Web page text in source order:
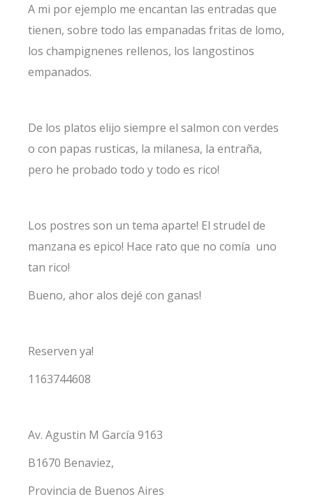
A mi por ejemplo me encantan las entradas que
tienen, sobre todo las empanadas fritas de lomo,
los champignenes rellenos, los langostinos
empanados.
De los platos elijo siempre el salmon con verdes
o con papas rusticas, la milanesa, la entraña,
pero he probado todo y todo es rico!
Los postres son un tema aparte! El strudel de
manzana es epico! Hace rato que no comía uno
tan rico!
Bueno, ahor alos dejé con ganas!
Reserven ya!
1163744608
Av. Agustin M García 9163
B1670 Benaviez,
Provincia de Buenos Aires